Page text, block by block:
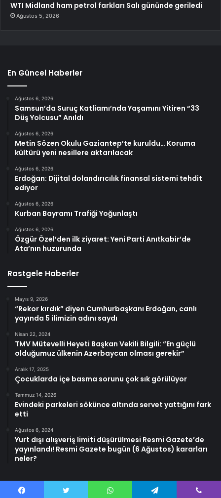
WTI Midland ham petrol farkları Salı gününde geriledi
Ağustos 5, 2026
En Güncel Haberler
Ağustos 6, 2026
Samsun’da Suruç Katliamı’nda Yaşamını Yitiren “33
Düş Yolcusu” Anıldı
Ağustos 6, 2026
Metin Sözen Okulu Gaziantep’te kuruldu… Koruma
kültürü yeni nesillere aktarılacak
Ağustos 6, 2026
Erdoğan: Dijital dolandırıcılık finansal sistemi tehdit
ediyor
Ağustos 6, 2026
Kurban Bayramı Trafiği Yoğunlaştı
Ağustos 6, 2026
Özgür Özel’den ilk ziyaret: Yeni Parti Anıtkabir’de
Ata’nın huzurunda
Rastgele Haberler
Mayıs 9, 2026
“Rekor kırdık” diyen Cumhurbaşkanı Erdoğan, canlı
yayında 5 ilimizin adını saydı
Nisan 22, 2024
TMV Mütevelli Heyeti Başkan Vekili Bilgili: “En güçlü
olduğumuz ülkenin Azerbaycan olması gerekir”
Aralık 17, 2025
Çocuklarda içe basma sorunu çok sık görülüyor
Temmuz 14, 2026
Evindeki parkeleri sökünce altında servet yattığını fark
etti
Ağustos 6, 2024
Yurt dışı alışveriş limiti düşürülmesi Resmi Gazete’de
yayınlandı! Resmi Gazete bugün (6 Ağustos) kararları
neler?